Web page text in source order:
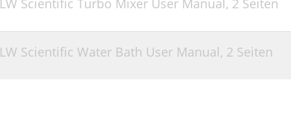
LW Scientific Turbo Mixer User Manual, 2 Seiten
LW Scientific Water Bath User Manual, 2 Seiten